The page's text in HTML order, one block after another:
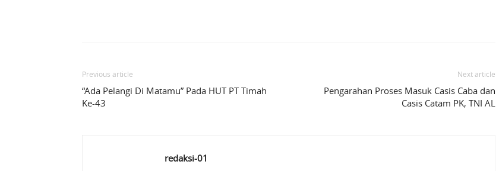
Previous article
“Ada Pelangi Di Matamu” Pada HUT PT Timah
Ke-43
Next article
Pengarahan Proses Masuk Casis Caba dan
Casis Catam PK, TNI AL
redaksi-01